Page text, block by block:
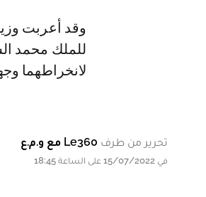
وقد أعربت
للملك محمد
لانخراطهما
تحرير من طرف Le360 مع و.م.ع
في 15/07/2022 على الساعة 18:45